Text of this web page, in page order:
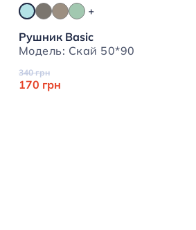
Рушник Basic
Модель: Скай 50*90
340 грн
170 грн